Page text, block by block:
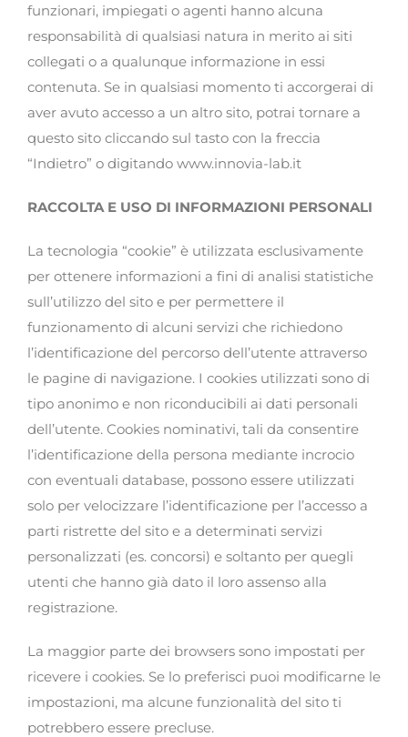
funzionari, impiegati o agenti hanno alcuna
responsabilità di qualsiasi natura in merito ai siti
collegati o a qualunque informazione in essi
contenuta. Se in qualsiasi momento ti accorgerai di
aver avuto accesso a un altro sito, potrai tornare a
questo sito cliccando sul tasto con la freccia
“Indietro” o digitando www.innovia-lab.it
RACCOLTA E USO DI INFORMAZIONI PERSONALI
La tecnologia “cookie” è utilizzata esclusivamente
per ottenere informazioni a fini di analisi statistiche
sull’utilizzo del sito e per permettere il
funzionamento di alcuni servizi che richiedono
l’identificazione del percorso dell’utente attraverso
le pagine di navigazione. I cookies utilizzati sono di
tipo anonimo e non riconducibili ai dati personali
dell’utente. Cookies nominativi, tali da consentire
l’identificazione della persona mediante incrocio
con eventuali database, possono essere utilizzati
solo per velocizzare l’identificazione per l’accesso a
parti ristrette del sito e a determinati servizi
personalizzati (es. concorsi) e soltanto per quegli
utenti che hanno già dato il loro assenso alla
registrazione.
La maggior parte dei browsers sono impostati per
ricevere i cookies. Se lo preferisci puoi modificarne le
impostazioni, ma alcune funzionalità del sito ti
potrebbero essere precluse.